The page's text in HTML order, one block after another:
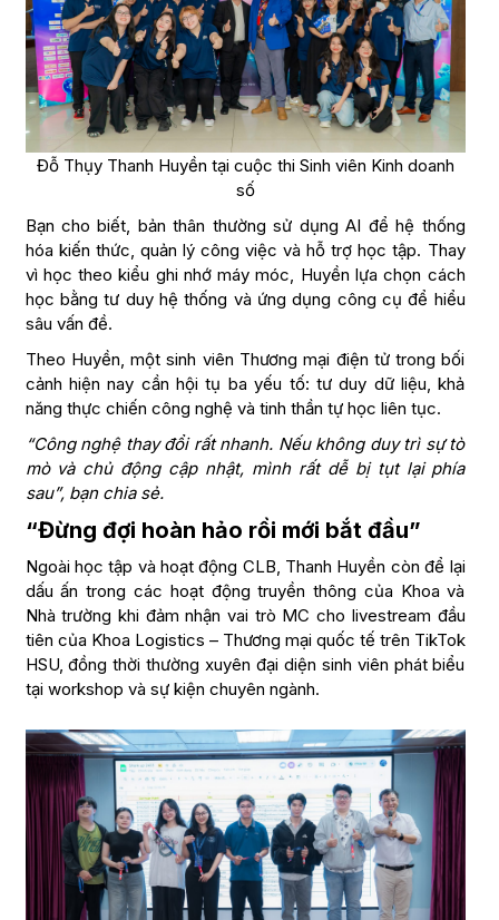
Đỗ Thụy Thanh Huyền tại cuộc thi Sinh viên Kinh doanh
số
Bạn cho biết, bản thân thường sử dụng AI để hệ thống
hóa kiến thức, quản lý công việc và hỗ trợ học tập. Thay
vì học theo kiểu ghi nhớ máy móc, Huyền lựa chọn cách
học bằng tư duy hệ thống và ứng dụng công cụ để hiểu
sâu vấn đề.
Theo Huyền, một sinh viên Thương mại điện tử trong bối
cảnh hiện nay cần hội tụ ba yếu tố: tư duy dữ liệu, khả
năng thực chiến công nghệ và tinh thần tự học liên tục.
“Công nghệ thay đổi rất nhanh. Nếu không duy trì sự tò
mò và chủ động cập nhật, mình rất dễ bị tụt lại phía
sau”, bạn chia sẻ.
“Đừng đợi hoàn hảo rồi mới bắt đầu”
Ngoài học tập và hoạt động CLB, Thanh Huyền còn để lại
dấu ấn trong các hoạt động truyền thông của Khoa và
Nhà trường khi đảm nhận vai trò MC cho livestream đầu
tiên của Khoa Logistics – Thương mại quốc tế trên TikTok
HSU, đồng thời thường xuyên đại diện sinh viên phát biểu
tại workshop và sự kiện chuyên ngành.